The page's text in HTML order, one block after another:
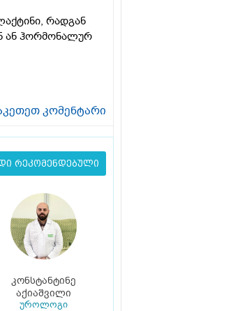
რადგან
ან ჰორმონალურ
კომენტარი
რეკომენდებული
კონსტანტინე
აქიაშვილი
უროლოგი